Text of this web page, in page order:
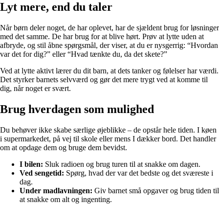
Lyt mere, end du taler
Når børn deler noget, de har oplevet, har de sjældent brug for løsninger
med det samme. De har brug for at blive hørt. Prøv at lytte uden at
afbryde, og stil åbne spørgsmål, der viser, at du er nysgerrig: “Hvordan
var det for dig?” eller “Hvad tænkte du, da det skete?”
Ved at lytte aktivt lærer du dit barn, at dets tanker og følelser har værdi.
Det styrker barnets selvværd og gør det mere trygt ved at komme til
dig, når noget er svært.
Brug hverdagen som mulighed
Du behøver ikke skabe særlige øjeblikke – de opstår hele tiden. I køen
i supermarkedet, på vej til skole eller mens I dækker bord. Det handler
om at opdage dem og bruge dem bevidst.
I bilen: Sluk radioen og brug turen til at snakke om dagen.
Ved sengetid: Spørg, hvad der var det bedste og det sværeste i
dag.
Under madlavningen: Giv barnet små opgaver og brug tiden til
at snakke om alt og ingenting.